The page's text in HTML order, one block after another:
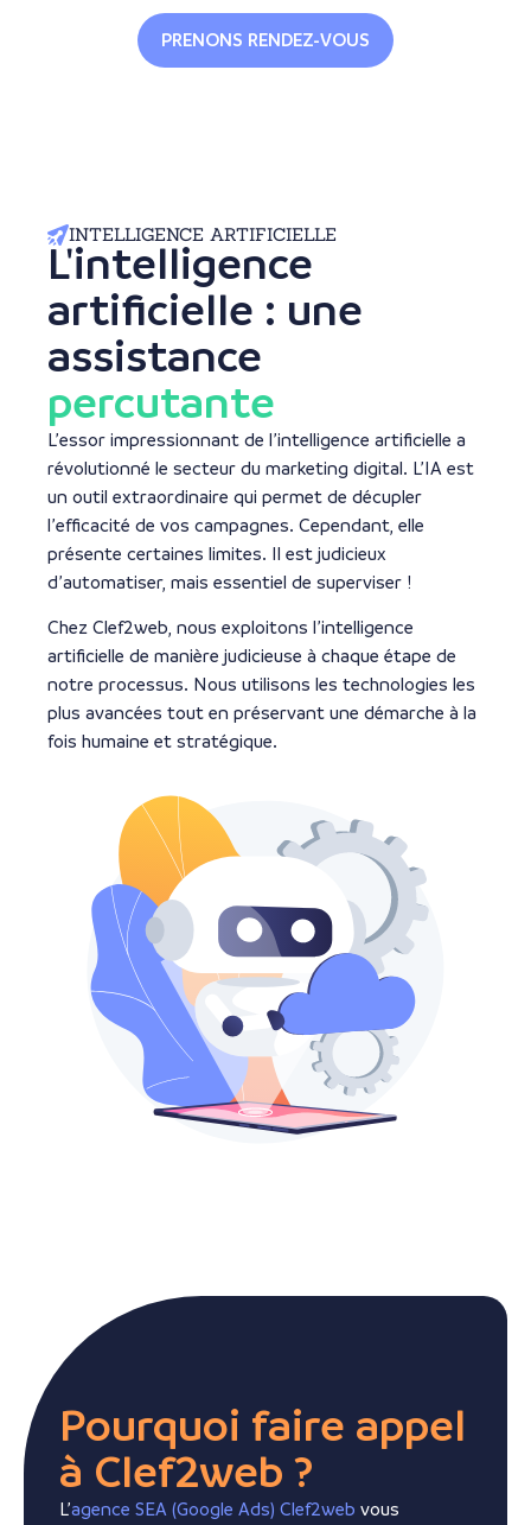
PRENONS RENDEZ-VOUS
INTELLIGENCE ARTIFICIELLE
L'intelligence
artificielle : une
assistance
percutante
L’essor impressionnant de l’intelligence artificielle a
révolutionné le secteur du marketing digital. L’IA est
un outil extraordinaire qui permet de décupler
l’efficacité de vos campagnes. Cependant, elle
présente certaines limites. Il est judicieux
d’automatiser, mais essentiel de superviser !
Chez Clef2web, nous exploitons l’intelligence
artificielle de manière judicieuse à chaque étape de
notre processus. Nous utilisons les technologies les
plus avancées tout en préservant une démarche à la
fois humaine et stratégique.
Pourquoi faire appel
à Clef2web ?
L’agence SEA (Google Ads) Clef2web vous